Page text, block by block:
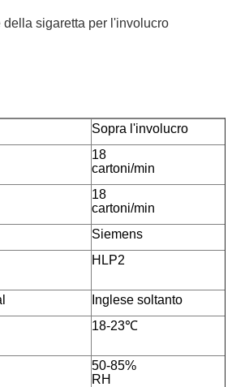
sigaretta per l'involucro
Sopra l'involucro
18
18
Siemens
HLP2
Inglese soltanto
18-
50-85%